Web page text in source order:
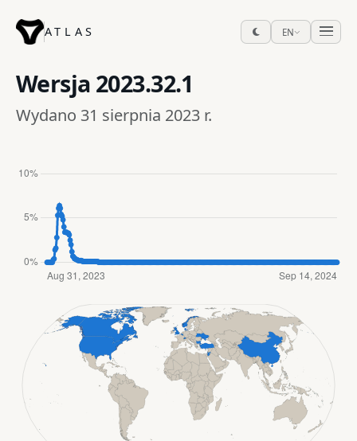
ATLAS EN
Wersja 2023.32.1
Wydano 31 sierpnia 2023 r.